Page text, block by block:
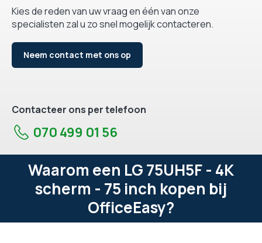
Kies de reden van uw vraag en één van onze
specialisten zal u zo snel mogelijk contacteren.
Neem contact met ons op
Contacteer ons per telefoon
070 499 01 56
Waarom een LG 75UH5F - 4K
scherm - 75 inch kopen bij
OfficeEasy?